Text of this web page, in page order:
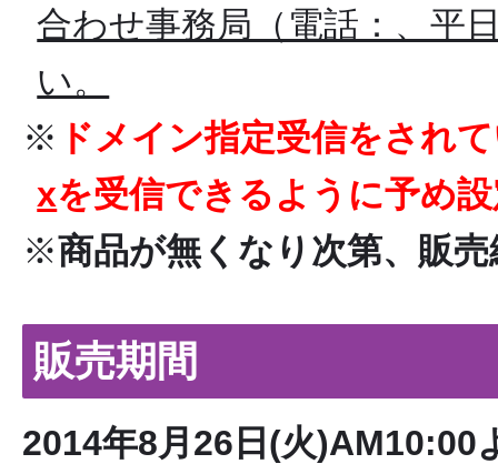
合わせ事務局（電話：、平
い。
※ ドメイン指定受信をされ
xを受信できるように予め
※商品が無くなり次第、販
販売期間
2014年8月26日(火)AM10:00